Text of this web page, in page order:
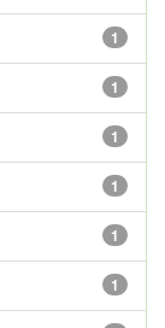
1
1
1
1
1
1